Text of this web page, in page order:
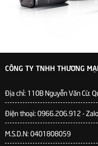
CÔNG TY TNHH THƯƠNG
Địa chỉ: 110B Nguyễn Văn Cừ.
Điện thoại: 0966.206.912 -
M.S.D.N: 0401808059